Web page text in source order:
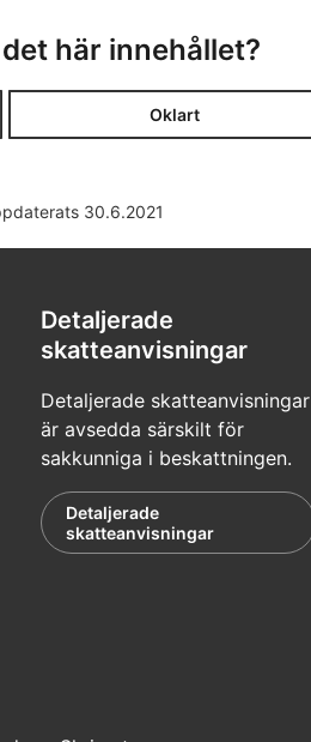
här innehållet?
Oklart
30.6.2021
Detaljerade
skatteanvisningar
Detaljerade skatteanvisningar
är avsedda särskilt för
sakkunniga i beskattningen.
Detaljerade
skatteanvisningar